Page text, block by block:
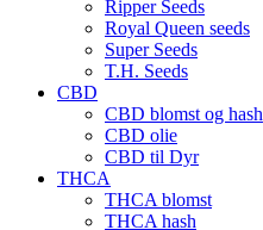
Ripper Seeds
Royal Queen seeds
Super Seeds
T.H. Seeds
CBD
CBD blomst og hash
CBD olie
CBD til Dyr
THCA
THCA blomst
THCA hash